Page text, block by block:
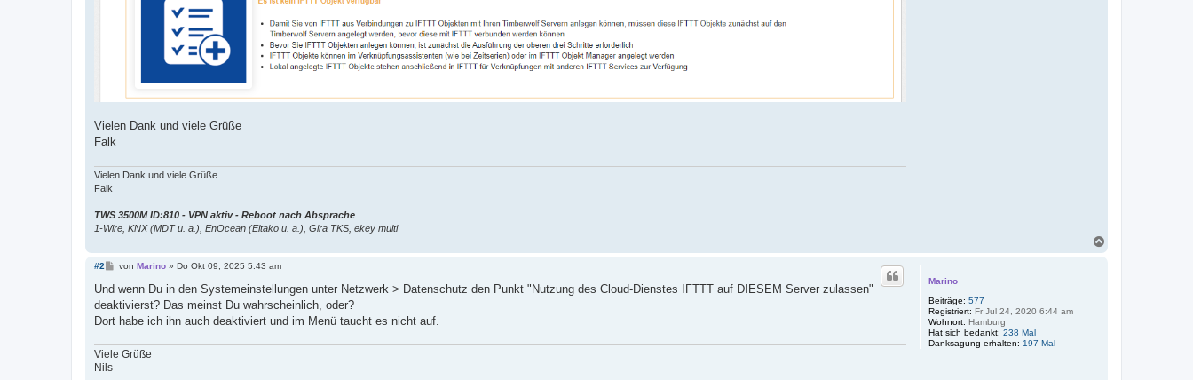
Vielen Dank und viele Grüße
Falk
Vielen Dank und viele Grüße
Falk
TWS 3500M ID:810 - VPN aktiv - Reboot nach Absprache
1-Wire, KNX (MDT u. a.), EnOcean (Eltako u. a.), Gira TKS, ekey multi
Marino
Beiträge: 577
Registriert: Fr Jul 24, 2020 6:44 am
Wohnort: Hamburg
Hat sich bedankt: 238 Mal
Danksagung erhalten: 197 Mal
#2
B
r
a
von Marino» Do Okt 09, 2025 5:43 am
Und wenn Du in den Systemeinstellungen unter Netzwerk > Datenschutz den Punkt "Nutzung des Cloud-Dienstes IFTTT auf DIESEM Server zulassen"
deaktivierst? Das meinst Du wahrscheinlich, oder?
Dort habe ich ihn auch deaktiviert und im Menü taucht es nicht auf.
Viele Grüße
Nils